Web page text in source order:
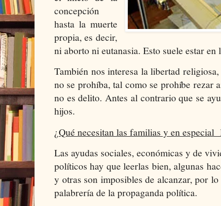
concepción
hasta la muerte
propia, es decir,
ni aborto ni eutanasia. Esto suele estar en
También nos interesa la libertad
no se prohíba, tal como se prohíbe rezar
no es delito. Antes al contrario que se
hijos.
¿Qué necesitan las familias y en
Las ayudas sociales, económicas y de
políticos hay que leerlas bien, algunas
y otras son imposibles de alcanzar, por
palabrería de la propaganda política.